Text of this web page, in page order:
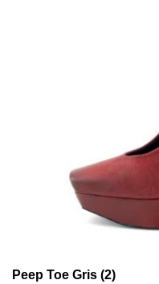
Peep Toe Gris (2)